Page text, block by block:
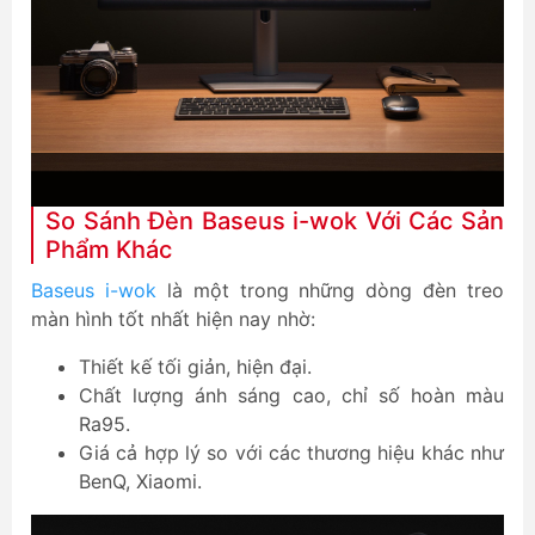
So Sánh Đèn Baseus i-wok Với Các Sản
Phẩm Khác
Baseus i-woklà một trong những dòng đèn treo
màn hình tốt nhất hiện nay nhờ:
Thiết kế tối giản, hiện đại.
Chất lượng ánh sáng cao, chỉ số hoàn màu
Ra95.
Giá cả hợp lý so với các thương hiệu khác như
BenQ, Xiaomi.